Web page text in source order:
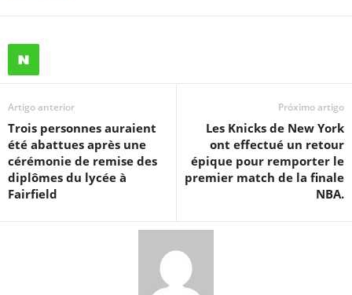
Artigo anterior
Trois personnes auraient
été abattues après une
cérémonie de remise des
diplômes du lycée à
Fairfield
Próximo artigo
Les Knicks de New York
ont ​​effectué un retour
épique pour remporter le
premier match de la finale
NBA.